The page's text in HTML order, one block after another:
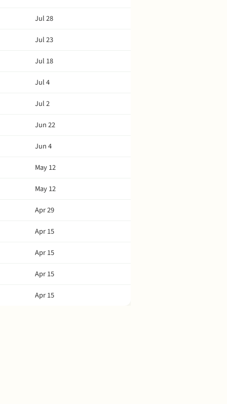
Jul 28
Jul 23
Jul 18
Jul 4
Jul 2
Jun 22
Jun 4
May 12
May 12
Apr 29
Apr 15
Apr 15
Apr 15
Apr 15